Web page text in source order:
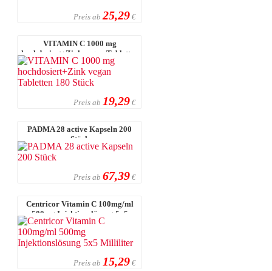
Preis ab 25,29 €
VITAMIN C 1000 mg
hochdosiert+Zink vegan Tabletten
180 Stück
Preis ab 19,29 €
PADMA 28 active Kapseln 200
Stück
Preis ab 67,39 €
Centricor Vitamin C 100mg/ml
500mg Injektionslösung 5x5
Millilit ...
Preis ab 15,29 €